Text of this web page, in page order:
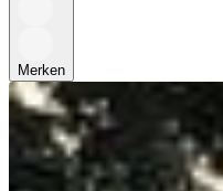
Merken